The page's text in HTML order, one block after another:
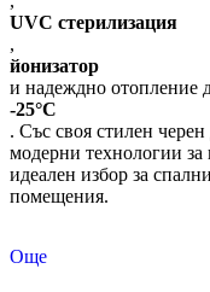
UVC стерилизация
,
йонизатор
и надеждно отопление
-25°C
. Със своя стилен
модерни технологии
идеален избор за
помещения.
Още